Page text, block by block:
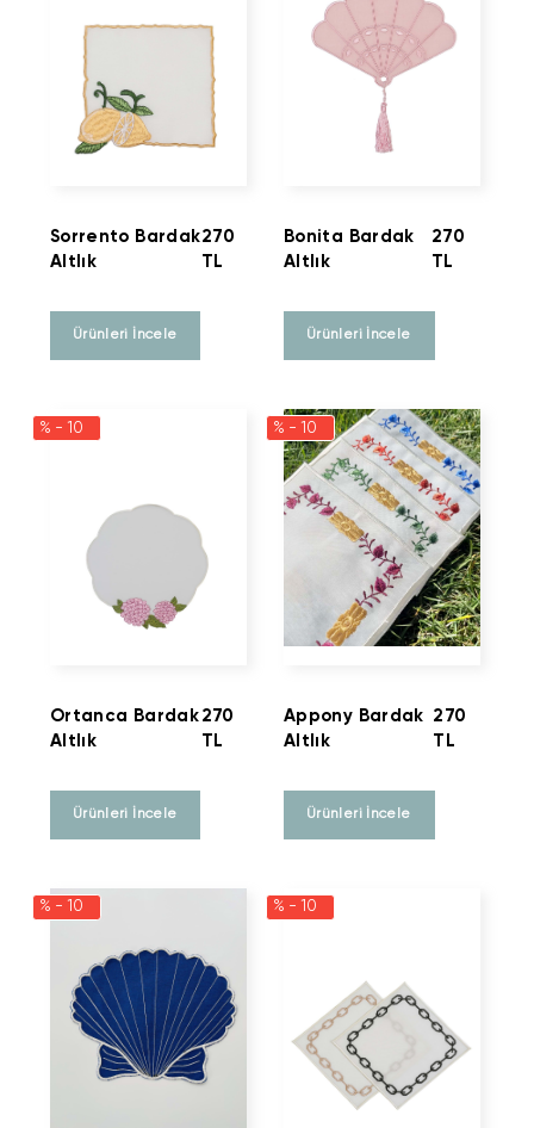
Sorrento Bardak
Altlık
270
TL
Ürünleri İncele
Bonita Bardak
Altlık
270
TL
Ürünleri İncele
% - 10
Ortanca Bardak
Altlık
270
TL
Ürünleri İncele
% - 10
Appony Bardak
Altlık
270
TL
Ürünleri İncele
% - 10 % - 10